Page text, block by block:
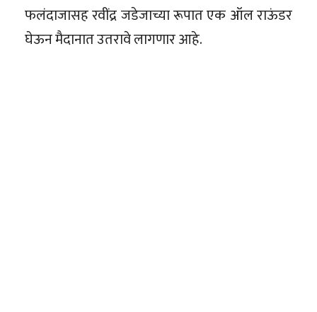
फलंदाजासह रवींद्र जडेजाच्या रूपात एक ऑल राऊंडर
घेऊन मैदानात उतरावे लागणार आहे.